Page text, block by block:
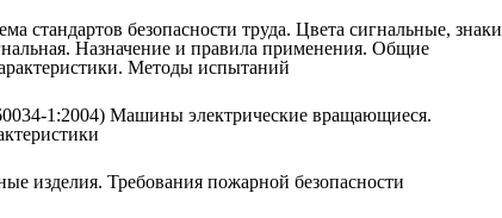
стандартов безопасности труда. Цвета сигнальные, знаки
Назначение и правила применения. Общие
Методы испытаний
1:2004) Машины электрические вращающиеся.
изделия. Требования пожарной безопасности